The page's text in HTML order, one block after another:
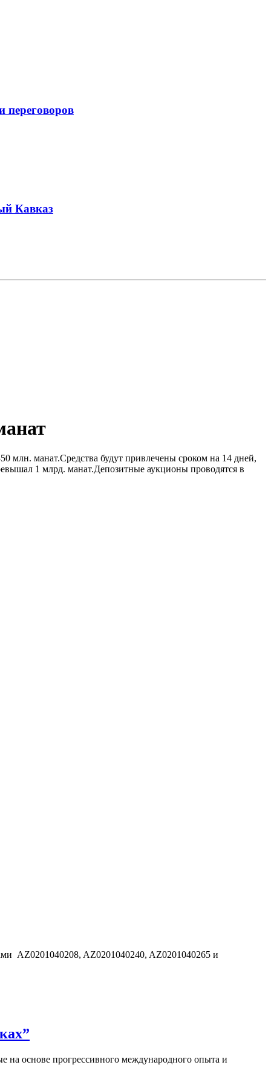
переговоров
Кавказ
млн. манат.Средства будут привлечены сроком на 14 дней,
1 млрд. манат.Депозитные аукционы проводятся в
AZ0201040208, AZ0201040240, AZ0201040265 и
основе прогрессивного международного опыта и